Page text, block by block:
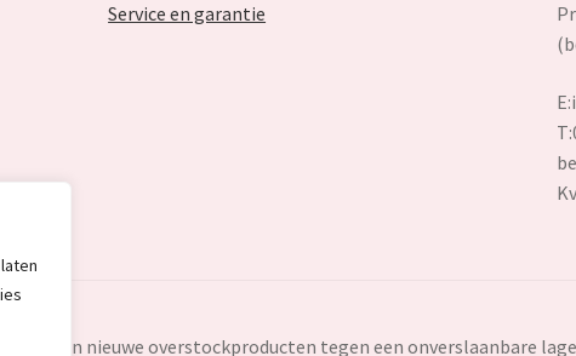
Service en garantie
E:
en nieuwe overstockproducten tegen een onverslaanbare